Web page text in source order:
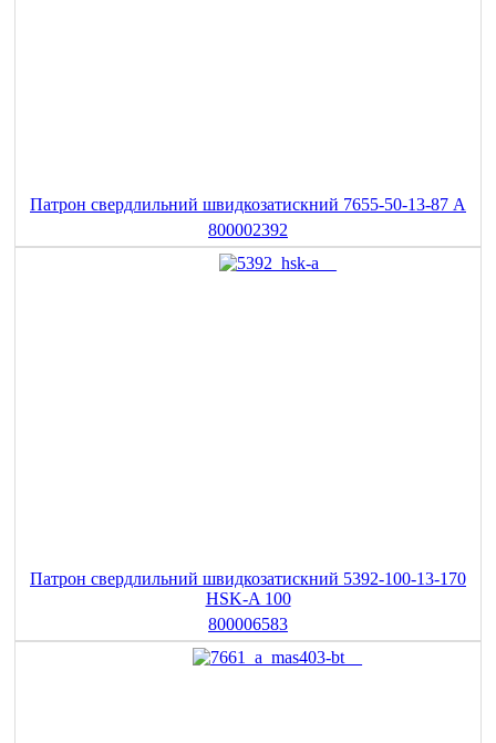
Патрон свердлильний швидкозатискний 7655-50-13-87 A
800002392
Патрон свердлильний швидкозатискний 5392-100-13-170
HSK-A 100
800006583